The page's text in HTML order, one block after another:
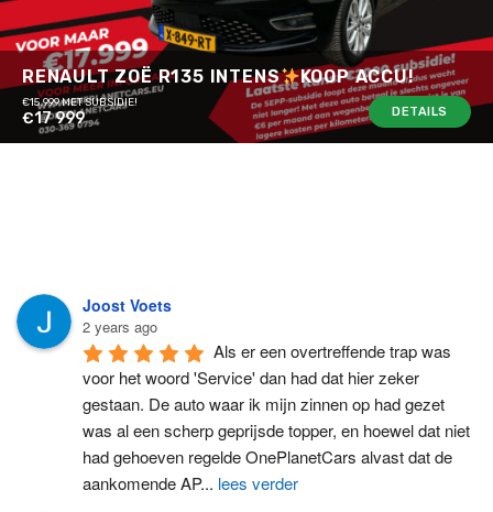
RENAULT ZOË R135 INTENS KOOP ACCU!
€15.999 MET SUBSIDIE!
€17 999 DETAILS
Joost Voets
2 years ago
Als er een overtreffende trap was
voor het woord 'Service' dan had dat hier zeker
gestaan. De auto waar ik mijn zinnen op had gezet
was al een scherp geprijsde topper, en hoewel dat niet
had gehoeven regelde OnePlanetCars alvast dat de
aankomende AP... lees verder